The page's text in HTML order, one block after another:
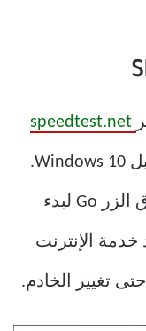
على تطبيق مخصص لنظام التشغيل Windows 10.
التطبيق سهل الاستخدام. انقر فوق الزر Go لبدء
خدمة الإنترنت
تغيير الخادم.